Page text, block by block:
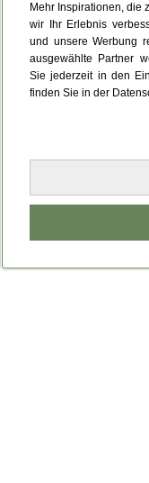
Mehr Inspirationen, die
wir Ihr Erlebnis
und unsere Werbung
ausgewählte Partner
Sie jederzeit in den
finden Sie in der
Da ist
Leider ist ein
Bitte